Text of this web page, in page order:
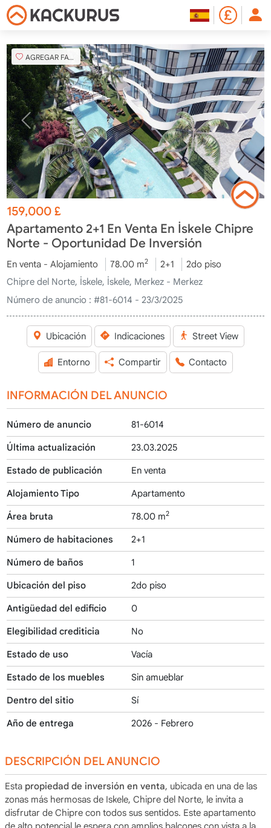
AGREGAR FAVORITO
159,000£
Apartamento 2+1 En Venta En İskele Chipre
Norte - Oportunidad De Inversión
En venta - Alojamiento 78.00 m2 2+1
2do piso
Chipre del Norte, İskele, İskele, Merkez - Merkez
Número de anuncio : #81-6014 - 23/3/2025
Ubicación Indicaciones Street View
Entorno Compartir Contacto
INFORMACIÓN DEL ANUNCIO
Número de anuncio 81-6014
Última actualización 23.03.2025
Estado de publicación En venta
Alojamiento Tipo Apartamento
Área bruta 78.00 m2
Número de habitaciones 2+1
Número de baños 1
Ubicación del piso 2do piso
Antigüedad del edificio 0
Elegibilidad crediticia No
Estado de uso Vacía
Estado de los muebles Sin amueblar
Dentro del sitio Sí
Año de entrega 2026 - Febrero
DESCRIPCIÓN DEL ANUNCIO
Esta propiedad de inversión en venta, ubicada en una de las
zonas más hermosas de Iskele, Chipre del Norte, le invita a
disfrutar de Chipre con todos sus sentidos. Este apartamento